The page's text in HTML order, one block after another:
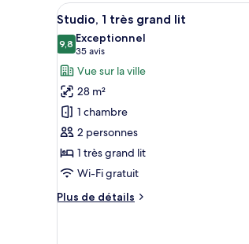
Afficher
toutes
les
photos
pour
ce
type
de
chambre :
Studio,
1
Une
8
Studio, 1 très grand lit
9,89,8 sur 10
Exceptionnel
35 avis
(35 avis)
Vue sur la ville
28 m²
1 chambre
2 personnes
1 très grand lit
Wi-Fi gratuit
Plus de détails
Plus